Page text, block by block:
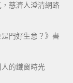
慈濟人澄清網路
門好生意？》書
的鐵窗時光